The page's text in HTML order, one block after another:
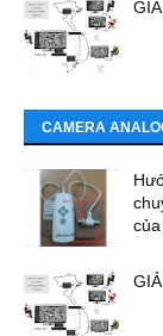
CAMERA